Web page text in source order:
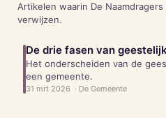
Artikelen waarin De
verwijzen.
De drie fasen van
Het onderscheiden van de
een gemeente.
31 mrt 2026 · De Gemeente